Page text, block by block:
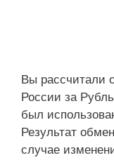
Вы рассчитали
России за
был
Результат
случае